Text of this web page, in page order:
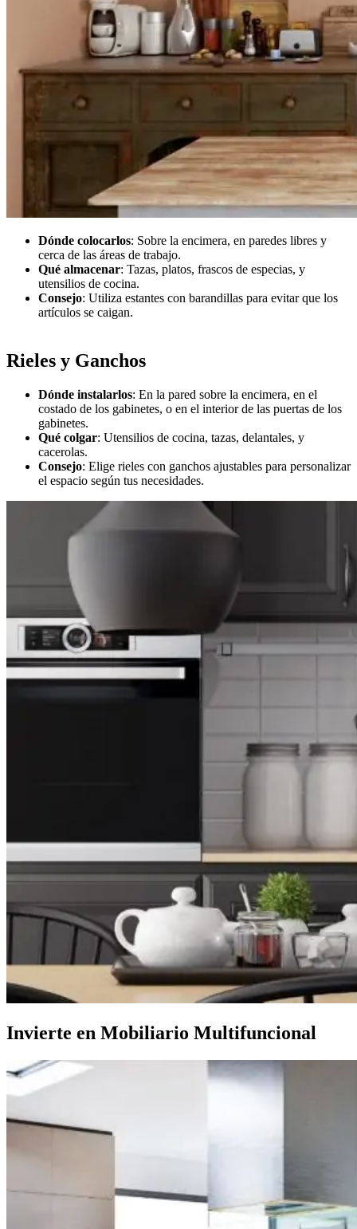
Dónde colocarlos: Sobre la encimera, en paredes libres y
cerca de las áreas de trabajo.
Qué almacenar: Tazas, platos, frascos de especias, y
utensilios de cocina.
Consejo: Utiliza estantes con barandillas para evitar que los
artículos se caigan.
Rieles y Ganchos
Dónde instalarlos: En la pared sobre la encimera, en el
costado de los gabinetes, o en el interior de las puertas de los
gabinetes.
Qué colgar: Utensilios de cocina, tazas, delantales, y
cacerolas.
Consejo: Elige rieles con ganchos ajustables para personalizar
el espacio según tus necesidades.
Invierte en Mobiliario Multifuncional